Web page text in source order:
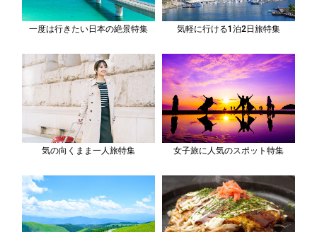
一度は行きたい日本の絶景特集 気軽に行ける1泊2日旅特集
気の向くまま一人旅特集 女子旅に人気のスポット特集